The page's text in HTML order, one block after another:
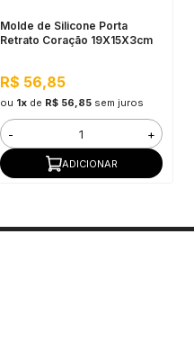
Molde de Silicone Porta
Retrato Coração 19X15X3cm
R$ 56,85
ou 1xde R$ 56,85 sem juros
- +
ADICIONAR